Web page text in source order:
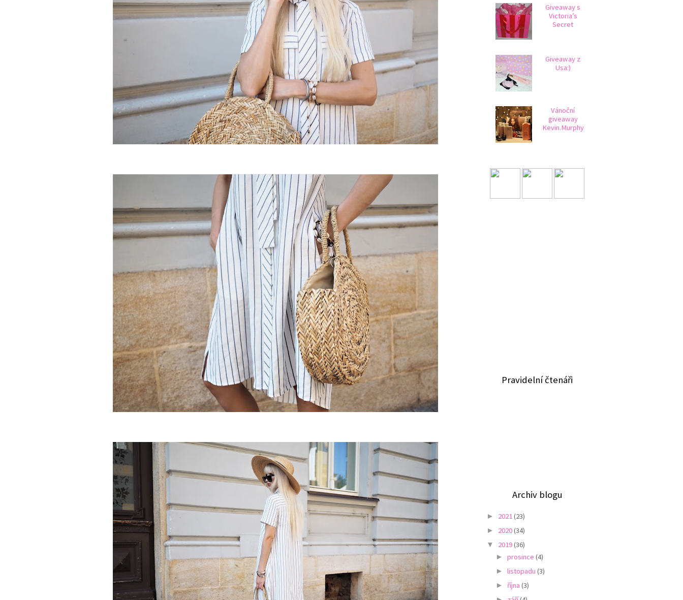
Giveaway s
Victoria’s
Secret
Giveaway z
Usa:)
Vánoční
giveaway
Kevin.Murphy
Pravidelní čtenáři
Archiv blogu
► 2021 (23)
► 2020(34)
▼ 2019(36)
► prosince (4)
► listopadu (3)
► října (3)